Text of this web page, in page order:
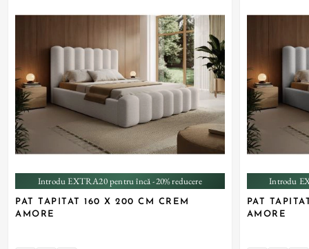
Introdu EXTRA20 pentru încă -20% reducere
PAT TAPITAT 160 X 200 CM CREM
AMORE
Introdu
PAT
AMORE